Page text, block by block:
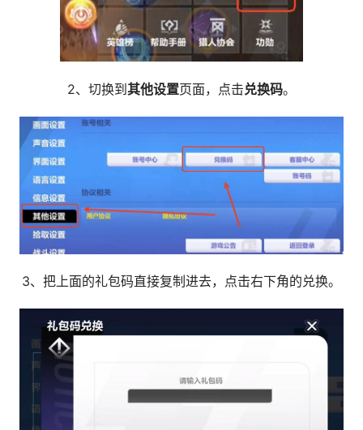
2、切换到 其他设置页面，点击兑换码。
3、把上面的礼包码直接复制进去，点击右下角的兑换。